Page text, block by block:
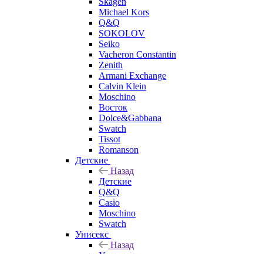
Michael Kors
Q&Q
SOKOLOV
Seiko
Vacheron Constantin
Zenith
Armani Exchange
Calvin Klein
Moschino
Восток
Dolce&Gabbana
Swatch
Tissot
Romanson
Детские
Назад
Детские
Q&Q
Casio
Moschino
Swatch
Унисекс
Назад